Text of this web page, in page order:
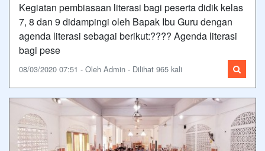
Kegiatan pembiasaan literasi bagi peserta didik kelas
7, 8 dan 9 didampingi oleh Bapak Ibu Guru dengan
agenda literasi sebagai berikut:???? Agenda literasi
bagi pese
08/03/2020 07:51 - Oleh Admin - Dilihat 965 kali